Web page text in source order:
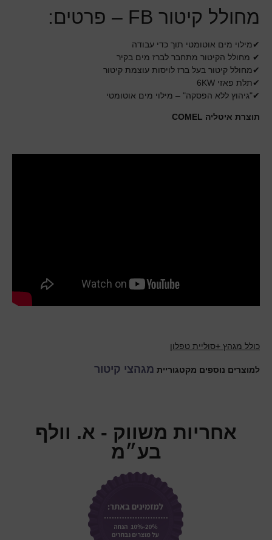
מחולל קיטור FB – פרטים:
✔מילוי מים אוטומטי תוך כדי עבודה
✔ מחולל הקיטור מתחבר לברז מים בקיר
✔מחולל קיטור בעל ברז לויסות עוצמת קיטור
✔תלת פאזי 6KW
✔"גיהוץ ללא הפסקה" – מילוי מים אוטומטי
תוצרת איטליה COMEL
כולל מגהץ +סוליית טפלון
למוצרים נוספים מקטגוריית מגהצי קיטור
אחריות משווק - א. וולף
בע״מ